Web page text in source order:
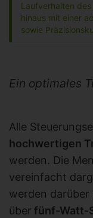
Laufverhalten
hinaus mit einer
sowie
Ein optimales
Alle
hochwertigen
werden. Die
vereinfacht
werden
über fünf-Watt-